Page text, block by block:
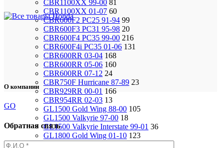
CBR1100XX 99-00 81
CBR1100XX 01-07 60
CBR600F2 PC25 91-94 99
CBR600F3 PC31 95-98 20
CBR600F4 PC35 99-00 216
CBR600F4i PC35 01-06 131
CBR600RR 03-04 168
CBR600RR 05-06 160
CBR600RR 07-12 24
CBR750F Hurricane 87-89 23
CBR929RR 00-01 166
CBR954RR 02-03 13
GL1500 Gold Wing 88-00 105
GL1500 Valkyrie 97-00 18
GL1500 Valkyrie Interstate 99-01 36
GL1800 Gold Wing 01-10 123
О компании
GO
Обратная связь